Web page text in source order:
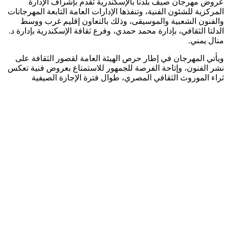
المركزية للشئون الفنية، وتنفذها الإدارات العامة التابعة المهرجانات
والفنون الشعبية والموسيقى، وذلك بالتعاون إقليم غرب ووسط
الدلتا الثقافي، بإدارة محمد حمدي، وفرع ثقافة الإسكندرية بإدارة د.
منال يمني.
ويأتي المهرجان في إطار حرص الهيئة العامة لقصور الثقافة على
نشر الفنون، وإتاحة الفرصة للجمهور للاستمتاع بعروض فنية تعكس
ثراء الموروث الثقافي المصري، طوال فترة الإجازة الصيفية